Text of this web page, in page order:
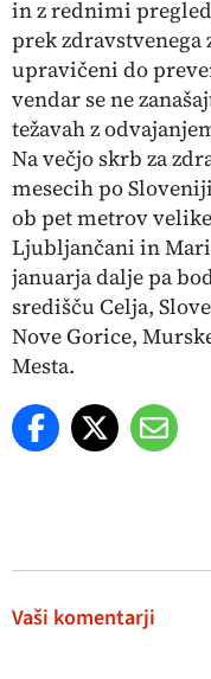
in z rednimi
prek zdravstvenega
upravičeni do
vendar se ne
težavah z
Na večjo skrb za
mesecih po
ob pet metrov
Ljubljančani in
januarja dalje pa
središču Celja,
Nove Gorice,
Mesta.
Vaši komentarji